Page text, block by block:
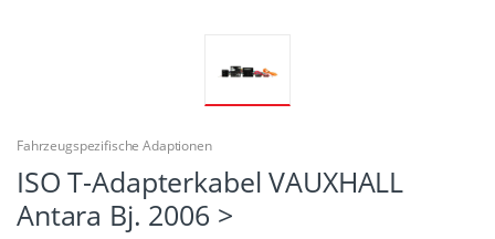
Fahrzeugspezifische Adaptionen
ISO T-Adapterkabel VAUXHALL
Antara Bj. 2006 >